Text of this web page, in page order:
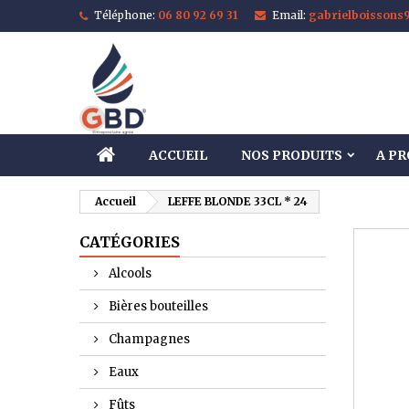
Téléphone: 06 80 92 69 31 Email:
ACCUEIL NOS PRODUITS A
Accueil LEFFE BLONDE 33CL * 24
CATÉGORIES
Alcools
Bières bouteilles
Champagnes
Eaux
Fûts